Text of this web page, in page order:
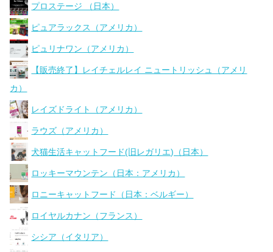
プロステージ （日本）
ピュアラックス（アメリカ）
ピュリナワン（アメリカ）
【販売終了】レイチェルレイ ニュートリッシュ（アメリ
カ）
レイズドライト（アメリカ）
ラウズ（アメリカ）
犬猫生活キャットフード(旧レガリエ)（日本）
ロッキーマウンテン（日本：アメリカ）
ロニーキャットフード（日本：ベルギー）
ロイヤルカナン（フランス）
シシア（イタリア）